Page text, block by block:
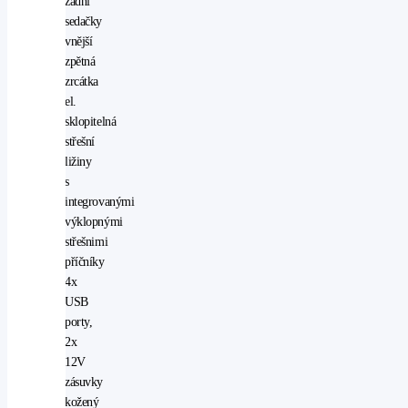
sedačky
vnější
zpětná
zrcátka
el.
sklopitelná
střešní
ližiny
s
integrovanými
výklopnými
střešnimi
příčníky
4x
USB
porty,
2x
12V
zásuvky
kožený